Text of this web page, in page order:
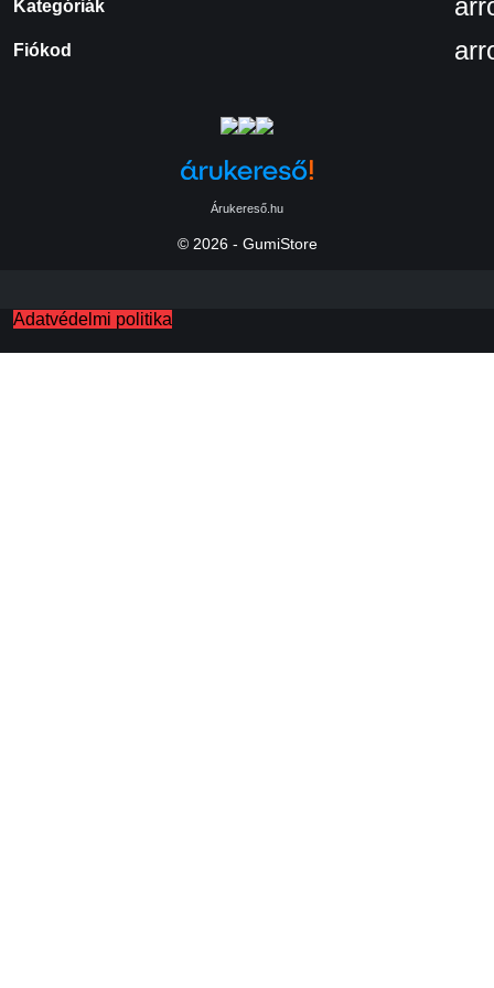
Kategóriák
Fiókod
Árukereső.hu
© 2026 - GumiStore
Adatvédelmi politika